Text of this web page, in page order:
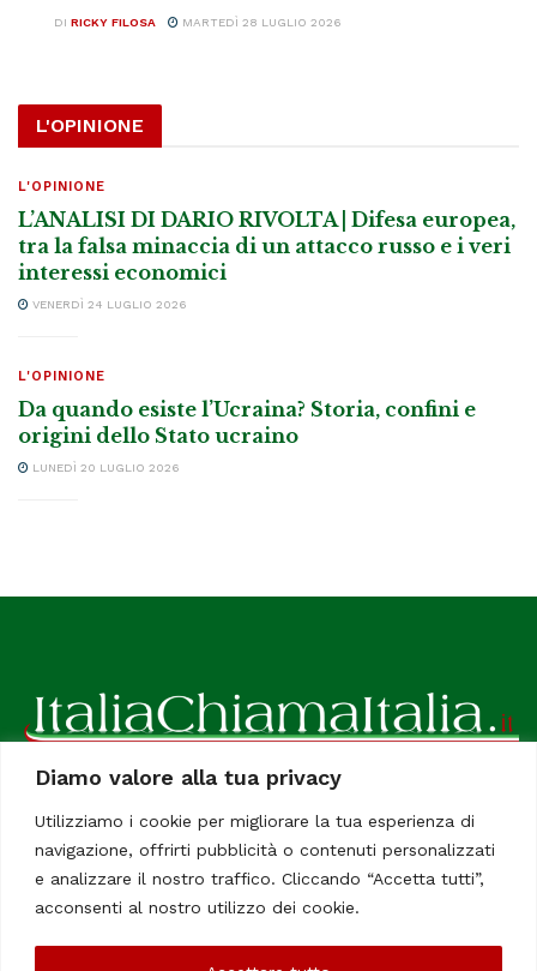
Diamo valore alla tua privacy
Utilizziamo i cookie per migliorare la tua esperienza di
navigazione, offrirti pubblicità o contenuti personalizzati
e analizzare il nostro traffico. Cliccando “Accetta tutti”,
acconsenti al nostro utilizzo dei cookie.
DI RICKY FILOSA MARTEDÌ 28 LUGLIO 2026
L'OPINIONE
L'OPINIONE
L’ANALISI DI DARIO RIVOLTA | Difesa europea,
tra la falsa minaccia di un attacco russo e i veri
interessi economici
VENERDÌ 24 LUGLIO 2026
L'OPINIONE
Da quando esiste l’Ucraina? Storia, confini e
origini dello Stato ucraino
LUNEDÌ 20 LUGLIO 2026
ItaliaChiamaItalia, il TUO quotidiano online preferito.
Dedicato in particolare a tutti gli italiani residenti all'estero.
Tutti i diritti sono riservati. Quotidiano online indipendente